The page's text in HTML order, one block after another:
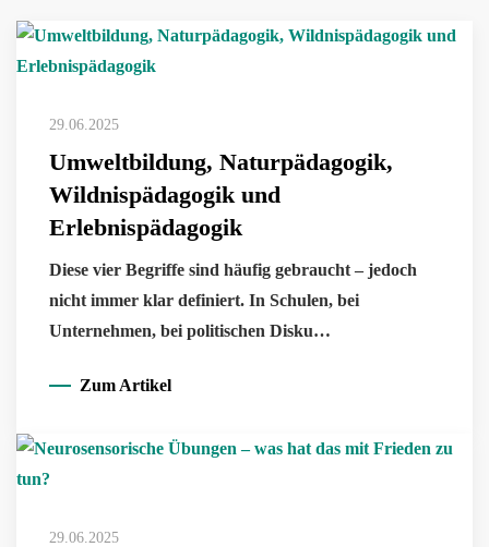
29.06.2025
Umweltbildung, Naturpädagogik,
Wildnispädagogik und
Erlebnispädagogik
Diese vier Begriffe sind häufig gebraucht – jedoch
nicht immer klar definiert. In Schulen, bei
Unternehmen, bei politischen Disku…
Zum Artikel
29.06.2025